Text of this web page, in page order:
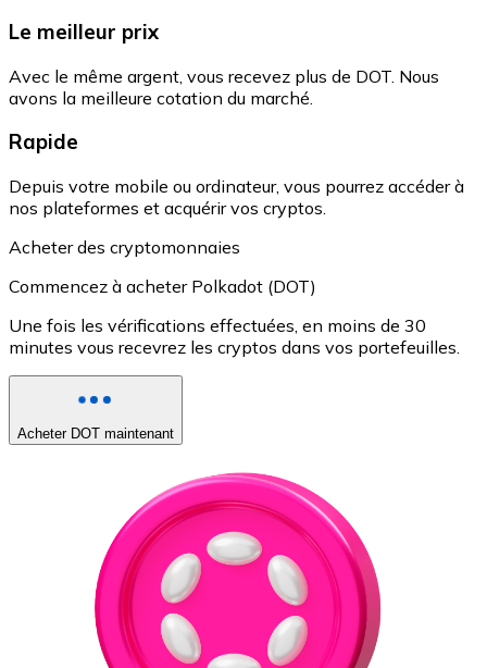
Le meilleur prix
Avec le même argent, vous recevez plus de DOT. Nous
avons la meilleure cotation du marché.
Rapide
Depuis votre mobile ou ordinateur, vous pourrez accéder à
nos plateformes et acquérir vos cryptos.
Acheter des cryptomonnaies
Commencez à acheter Polkadot (DOT)
Une fois les vérifications effectuées, en moins de 30
minutes vous recevrez les cryptos dans vos portefeuilles.
Acheter DOT maintenant